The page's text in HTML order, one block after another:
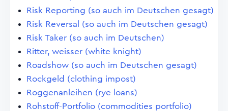
Risk Reporting (so auch im Deutschen gesagt)
Risk Reversal (so auch im Deutschen gesagt)
Risk Taker (so auch im Deutschen)
Ritter, weisser (white knight)
Roadshow (so auch im Deutschen gesagt)
Rockgeld (clothing impost)
Roggenanleihen (rye loans)
Rohstoff-Portfolio (commodities portfolio)